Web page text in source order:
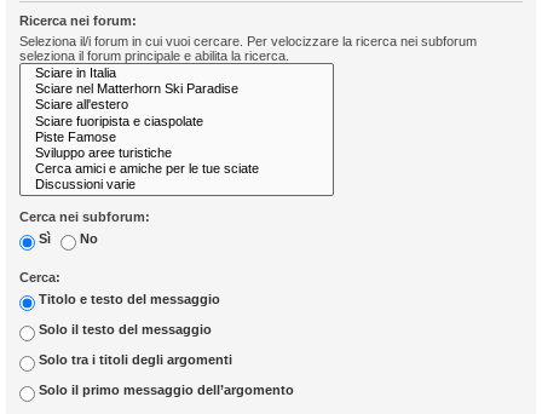
Ricerca nei forum:
Seleziona il/i forum in cui vuoi cercare. Per velocizzare la ricerca nei subforum
seleziona il forum principale e abilita la ricerca.
Cerca nei subforum:
Sì
No
Cerca:
Titolo e testo del messaggio
Solo il testo del messaggio
Solo tra i titoli degli argomenti
Solo il primo messaggio dell’argomento